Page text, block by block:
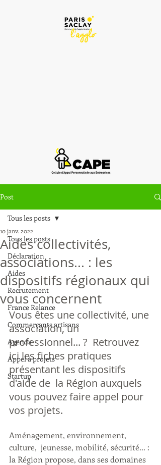
Post
Tous les posts
Déclaration
Aides
Recrutement
France Relance
Commerçants artisans
Agenda
Appel à projets
Startup
Tous les posts
Aides collectivités,
associations... : les
dispositifs régionaux qui
vous concernent
10 janv. 2022
Vous êtes une collectivité, une
association, un
professionnel... ?  Retrouvez
ici les fiches pratiques
présentant les dispositifs
d'aide de  la Région auxquels
vous pouvez faire appel pour
vos projets.
Aménagement, environnement,
culture,  jeunesse, mobilité, sécurité... :
la Région propose, dans ses domaines